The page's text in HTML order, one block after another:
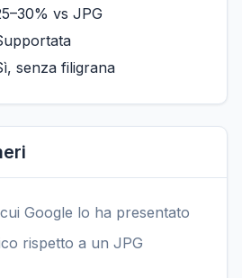
vs JPG
senza filigrana
Google lo ha presentato
rispetto a un JPG